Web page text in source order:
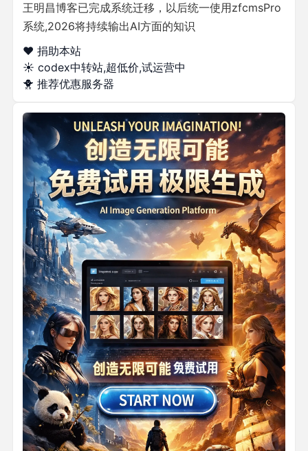
王明昌博客已完成系统迁移，以后统一使用zfcmsPro
系统,2026将持续输出AI方面的知识
❤️ 捐助本站
☀️ codex中转站,超低价,试运营中
🐥 推荐优惠服务器